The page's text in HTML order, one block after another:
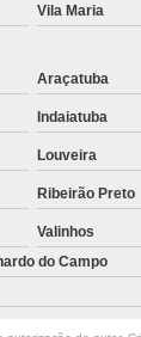
Vila Maria
Araçatuba
Indaiatuba
Louveira
Ribeirão Preto
Valinhos
do Campo